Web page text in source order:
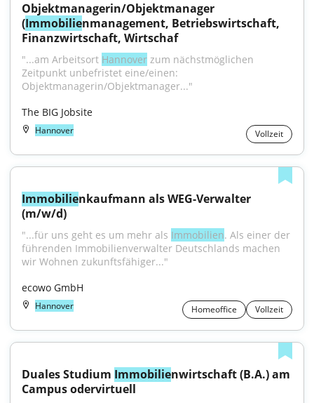
Objektmanagerin/Objektmanager
(Immobilienmanagement, Betriebswirtschaft,
Finanzwirtschaft, Wirtschaf
"...am Arbeitsort Hannover zum nächstmöglichen
Zeitpunkt unbefristet eine/einen:
Objektmanagerin/Objektmanager..."
The BIG Jobsite
Hannover Vollzeit
Immobilienkaufmann als WEG-Verwalter
(m/w/d)
"...für uns geht es um mehr als Immobilien. Als einer der
führenden Immobilienverwalter Deutschlands machen
wir Wohnen zukunftsfähiger..."
ecowo GmbH
Hannover Homeoffice Vollzeit
Duales Studium Immobilienwirtschaft (B.A.) am
Campus odervirtuell